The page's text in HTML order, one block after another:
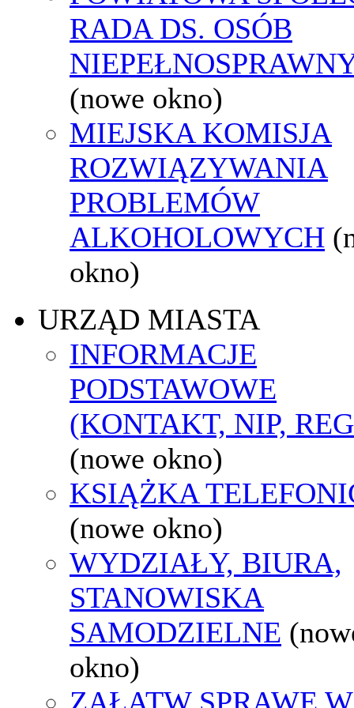
RADA DS. OSÓB
(nowe okno)
MIEJSKA KOMISJA
ROZWIĄZYWANIA
PROBLEMÓW
ALKOHOLOWYCH
okno)
URZĄD MIASTA
INFORMACJE
PODSTAWOWE
(KONTAKT, NIP,
(nowe okno)
KSIĄŻKA
(nowe okno)
WYDZIAŁY, BIURA,
STANOWISKA
SAMODZIELNE
okno)